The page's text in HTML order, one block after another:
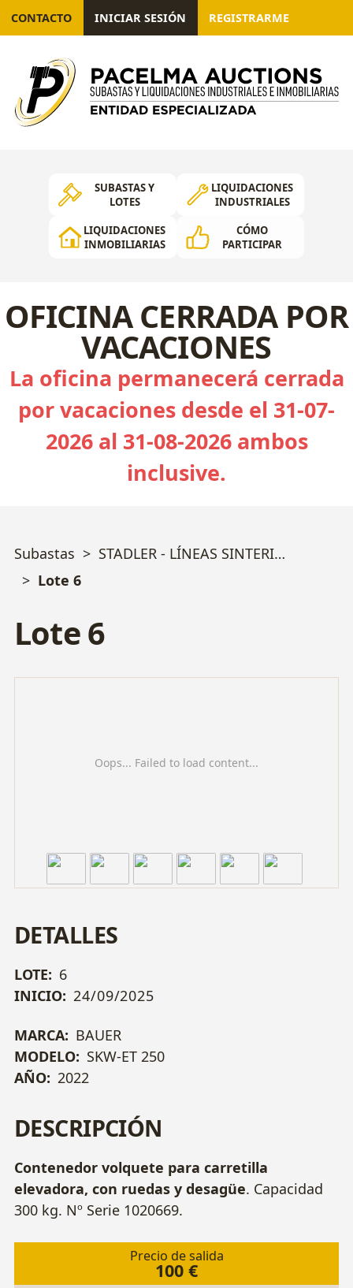
CONTACTO INICIAR SESIÓN REGISTRARME
SUBASTAS Y
LOTES
LIQUIDACIONES
INDUSTRIALES
LIQUIDACIONES
INMOBILIARIAS
CÓMO
PARTICIPAR
OFICINA CERRADA POR
VACACIONES
La oficina permanecerá cerrada
por vacaciones desde el 31-07-
2026 al 31-08-2026 ambos
inclusive.
Subastas
STADLER - LÍNEAS SINTERIZACIÓN, PULVIMETALURGIA y MECANIZADO
Lote 6
Lote 6
Oops... Failed to load content...
DETALLES
LOTE: 6
INICIO: 24/09/2025
MARCA: BAUER
MODELO: SKW-ET 250
AÑO: 2022
DESCRIPCIÓN
Contenedor volquete para carretilla
elevadora, con ruedas y desagüe. Capacidad
300 kg. Nº Serie 1020669.
Precio de salida
100 €